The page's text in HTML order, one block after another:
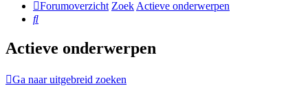
Forumoverzicht ZoekActieve onderwerpen
Zoek
Actieve onderwerpen
Ga naar uitgebreid zoeken